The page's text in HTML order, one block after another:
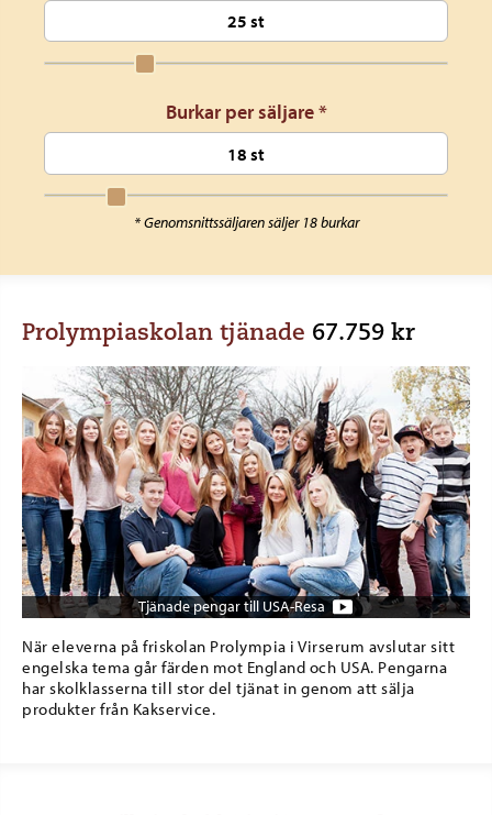
Burkar per säljare *
* Genomsnittssäljaren säljer 18 burkar
Prolympiaskolan tjänade 67.759 kr
Tjänade pengar till USA-Resa
När eleverna på friskolan Prolympia i Virserum avslutar sitt
engelska tema går färden mot England och USA. Pengarna
har skolklasserna till stor del tjänat in genom att sälja
produkter från Kakservice.